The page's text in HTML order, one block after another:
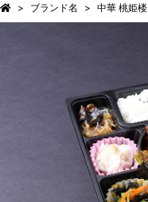
ブランド名 中華 桃姫楼